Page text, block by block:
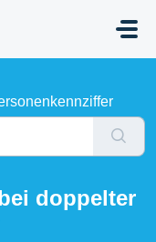
doppelter